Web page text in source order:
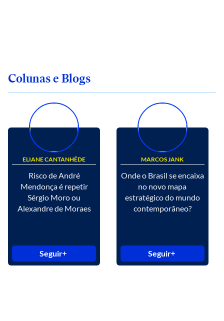
Colunas e Blogs
ELIANE CANTANHÊDE
Risco de André
Mendonça é repetir
Sérgio Moro ou
Alexandre de Moraes
Seguir
MARCOS JANK
Onde o Brasil se encaixa
no novo mapa
estratégico do mundo
contemporâneo?
Seguir